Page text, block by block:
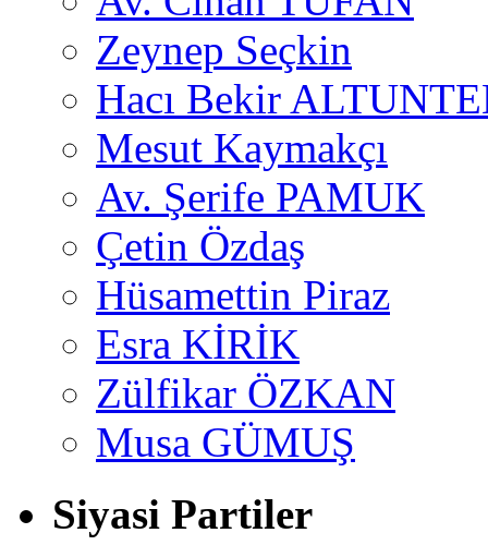
Zeynep Seçkin
Hacı Bekir
Mesut Kaymakçı
Av. Şerife PAMUK
Çetin Özdaş
Hüsamettin Piraz
Esra KİRİK
Zülfikar ÖZKAN
Musa GÜMUŞ
Siyasi Partiler